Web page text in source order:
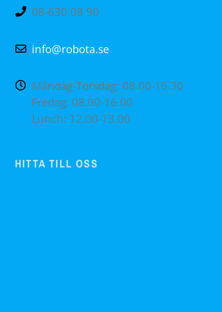
08-630 08 90
info@robota.se
Måndag-Torsdag: 08.00-16.30
Fredag: 08.00-16.00
Lunch: 12.00-13.00
HITTA TILL OSS